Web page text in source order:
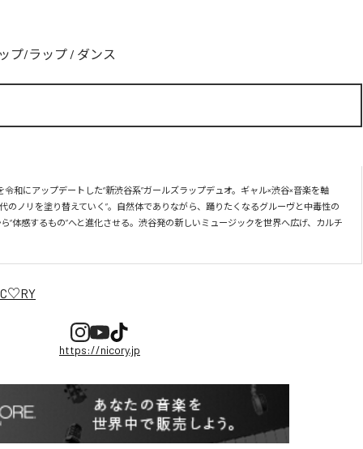
プ/ラップ / ダンス
和にアップデートした“新渋谷系”ガールズラップデュオ。ギャル×渋谷×音楽を軸
のノリを塗り替えていく”。自然体でありながら、踊りたくなるグルーヴと中毒性の
“体感するもの”へと進化させる。渋谷発の新しいミュージックを世界へ広げ、カルチ
https://nicory.jp